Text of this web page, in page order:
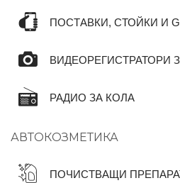
ПОСТАВКИ, СТОЙКИ И
ВИДЕОРЕГИСТРАТОРИ
РАДИО ЗА КОЛА
АВТОКОЗМЕТИКА
ПОЧИСТВАЩИ